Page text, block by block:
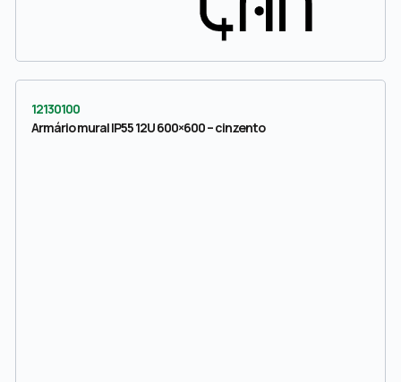
12130100
Armário mural IP55 12U 600×600 – cinzento